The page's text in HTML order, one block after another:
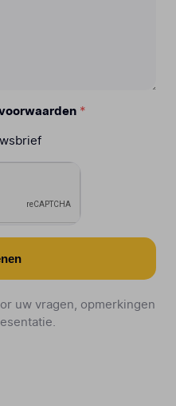
*
uw vragen, opmerkingen